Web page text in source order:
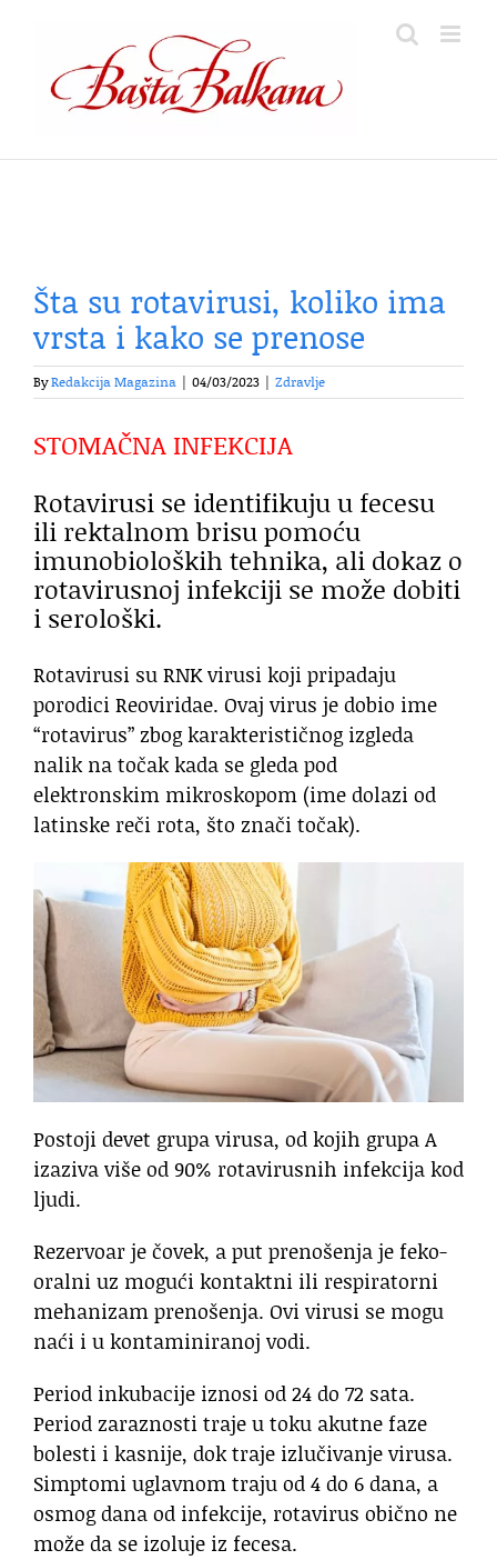
content
Šta su rotavirusi, koliko ima
vrsta i kako se prenose
ByRedakcija Magazina 04/03/2023 Zdravlje
STOMAČNA INFEKCIJA
Rotavirusi se identifikuju u fecesu
ili rektalnom brisu pomoću
imunobioloških tehnika, ali dokaz o
rotavirusnoj infekciji se može dobiti
i serološki.
Rotavirusi su RNK virusi koji pripadaju
porodici Reoviridae. Ovaj virus je dobio ime
“rotavirus” zbog karakterističnog izgleda
nalik na točak kada se gleda pod
elektronskim mikroskopom (ime dolazi od
latinske reči rota, što znači točak).
Postoji devet grupa virusa, od kojih grupa A
izaziva više od 90% rotavirusnih infekcija kod
ljudi.
Rezervoar je čovek, a put prenošenja je feko-
oralni uz mogući kontaktni ili respiratorni
mehanizam prenošenja. Ovi virusi se mogu
naći i u kontaminiranoj vodi.
Period inkubacije iznosi od 24 do 72 sata.
Period zaraznosti traje u toku akutne faze
bolesti i kasnije, dok traje izlučivanje virusa.
Simptomi uglavnom traju od 4 do 6 dana, a
osmog dana od infekcije, rotavirus obično ne
može da se izoluje iz fecesa.